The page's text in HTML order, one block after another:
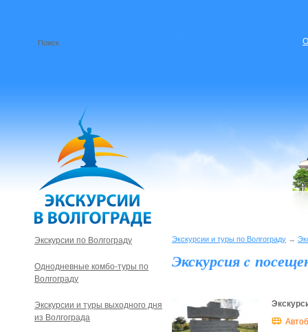
Экскурсии и туры по Волгограду →
Экскурсия c
Экскурсии по Волгограду
Однодневные комбо-туры по
Волгограду
Экскурсии и туры выходного дня
из Волгограда